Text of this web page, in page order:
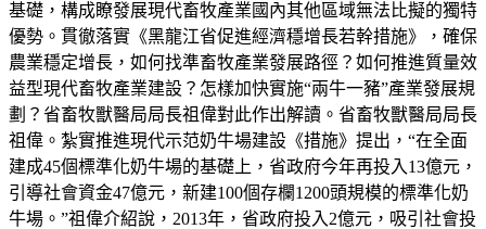
基礎，構成瞭發展現代畜牧產業國內其他區域無法比擬的獨特
優勢。貫徹落實《黑龍江省促進經濟穩增長若幹措施》，確保
農業穩定增長，如何找準畜牧產業發展路徑？如何推進質量效
益型現代畜牧產業建設？怎樣加快實施“兩牛一豬”產業發展規
劃？省畜牧獸醫局局長祖偉對此作出解讀。省畜牧獸醫局局長
祖偉。紮實推進現代示范奶牛場建設《措施》提出，“在全面
建成45個標準化奶牛場的基礎上，省政府今年再投入13億元，
引導社會資金47億元，新建100個存欄1200頭規模的標準化奶
牛場。”祖偉介紹說，2013年，省政府投入2億元，吸引社會投